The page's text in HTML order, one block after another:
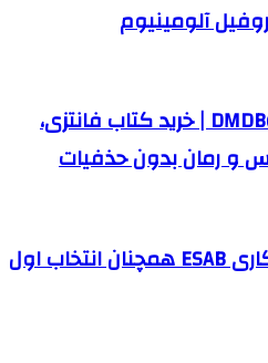
آلومینیوم
فروشگاه کتاب DMDBook | خرید کتاب فانتزی،
و رمان بدون حذفیات
چرا محصولات جوشکاری ESAB همچنان انتخاب اول